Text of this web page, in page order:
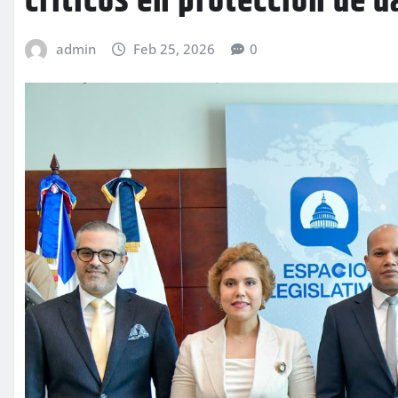
admin Feb 25, 2026 0